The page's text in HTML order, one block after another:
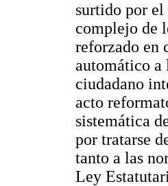
surtido por
complejo de
reforzado en
automático a
ciudadano
acto
sistemática
por tratarse
tanto a las
Ley